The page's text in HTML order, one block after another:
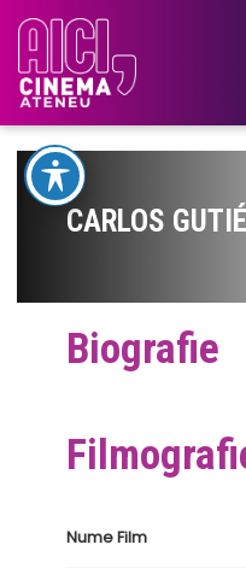
CARLOS
Biografie
Nume Film